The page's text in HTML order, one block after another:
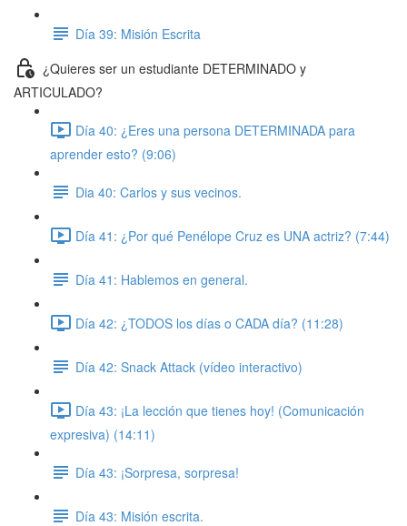
Día 39: Misión Escrita
¿Quieres ser un estudiante DETERMINADO y
ARTICULADO?
Día 40: ¿Eres una persona DETERMINADA para
aprender esto? (9:06)
Dia 40: Carlos y sus vecinos.
Día 41: ¿Por qué Penélope Cruz es UNA actriz? (7:44)
Día 41: Hablemos en general.
Día 42: ¿TODOS los días o CADA día? (11:28)
Día 42: Snack Attack (vídeo interactivo)
Día 43: ¡La lección que tienes hoy! (Comunicación
expresiva) (14:11)
Día 43: ¡Sorpresa, sorpresa!
Día 43: Misión escrita.